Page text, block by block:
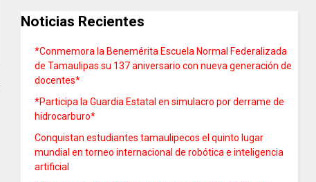
Noticias Recientes
*Conmemora la Benemérita Escuela Normal Federalizada
de Tamaulipas su 137 aniversario con nueva generación de
docentes*
*Participa la Guardia Estatal en simulacro por derrame de
hidrocarburo*
Conquistan estudiantes tamaulipecos el quinto lugar
mundial en torneo internacional de robótica e inteligencia
artificial